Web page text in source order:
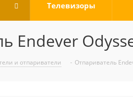
Телевизоры
Endever
и отпариватели - Отпариватель